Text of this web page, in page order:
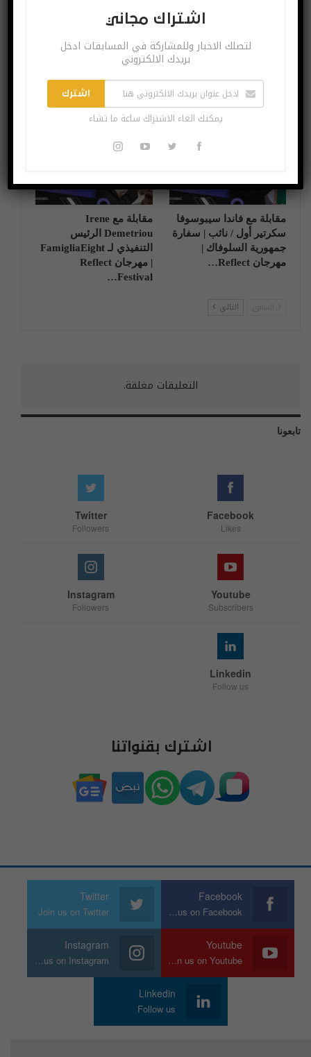
مقابلة مع الدكتورة أولغا
CYENS | مهرجان…
مقابلة مع ثانوس باراشوس
الشركات الناشئة الأوروبي |
…
مقابلة مع فاندا سيبوسوفا
سكرتير أول / نائب | سفارة
جمهورية السلوفاك |
مهرجان Reflect…
مقابلة مع Irene
Demetriou الرئيس
التنفيذي لـ FamigliaEight
| مهرجان Reflect
Festival…
التالي
التعليقات مغلقة.
تابعونا
Facebook
Likes
Twitter
Followers
Youtube
Subscribers
Instagram
Followers
Linkedin
Follow us
اشترك بقنواتنا
Facebook
Join us on Facebook
Twitter
Join us on Twitter
Youtube
Join us on Youtube
Instagram
Join us on Instagram
Linkedin
Follow us
اشتراك مجاني
لتصلك الاخبار وللمشاركة في المسابقات ادخل
بريدك الالكتروني
اشترك
يمكنك الغاء الاشتراك ساعة ما تشاء